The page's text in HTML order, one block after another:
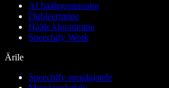
AI häälegeneraator
Dubleerimine
Hääle kloonimine
Speechify Work
Ärile
Speechify arendajatele